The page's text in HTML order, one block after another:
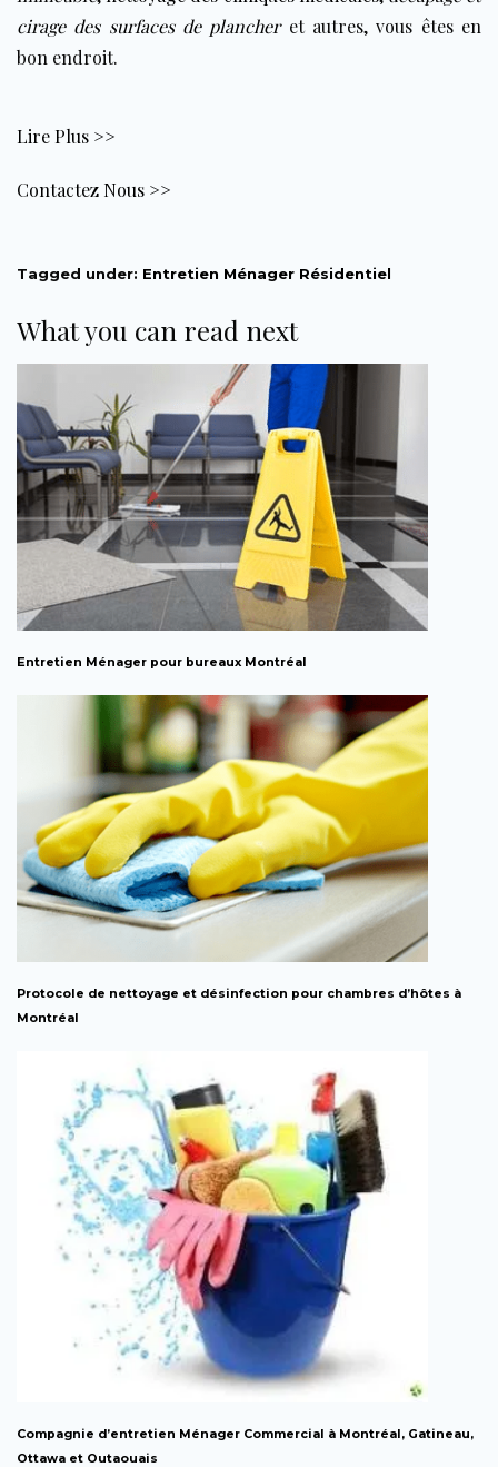
cirage des surfaces de plancheret autres, vous êtes en
bon endroit.
Lire Plus >>
Contactez Nous >>
Tagged under: Entretien Ménager Résidentiel
What you can read next
Entretien Ménager pour bureaux Montréal
Protocole de nettoyage et désinfection pour chambres d’hôtes à
Montréal
Compagnie d’entretien Ménager Commercial à Montréal, Gatineau,
Ottawa et Outaouais